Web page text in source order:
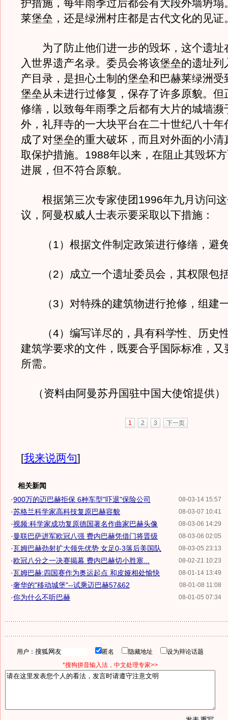
护措施，每年雨季过后都会有大段外墙坍塌
莱堡垒，还是绿洲村庄都是古代文化的见证
为了防止他们进一步的毁坏，这个遗址
入世界遗产名录。委员会将该堡垒的遗址列
产目录，是担心土制的堡垒和巴赫莱绿洲受
堡垒从未进行过修复，保存了许多原貌。但
修缮，以致每年雨季之后都有大片的城墙濒
外，礼拜寺的一大块平台在二十世纪八十年
成了对堡垒的重大破坏，而且对外面的小清
取保护措施。1988年以来，在阻止其毁坏
进展，但不符合原貌。
根据第三次专家使团1996年九月访问这
议，阿曼权威人士表示要采取以下措施：
（1）根据文件制定政策进行修缮，避
（2）成立一个遗址委员会，其权限包
（3）对特殊的建筑物进行抢修，组建
（4）编写详尽的，具有科学性、历史
建筑学要求的文件，既要合乎国际标准，又
所需。
（资料由阿曼苏丹国驻中国大使馆提供）
1 2 3 下一页
[我来说两句]
相关新闻
08-03-14 15:57
·900万的迈巴赫拒保 6种车型"吓退"保险公司
08-03-07 10:41
·苏格兰科学家高科技复原巴赫容貌
08-03-06 14:29
·视频:科学家成功复原德国著名作曲家巴赫头像
08-03-06 02:05
·曼联巴萨进军欧冠八强 费内巴赫凭借门将晋级
08-03-05 23:13
·瓦姆巴赫劲射扩大领先优势 女足0-3落后美国队
08-02-21 10:23
·欧冠八分之一决赛揭幕 费内巴赫切小胜塞...
08-01-14 13:49
·瓦姆巴赫:四国赛作为奥运起点 和皮娅相处愉快
08-01-08 11:08
·奢华的"移动城堡"--试乘迈巴赫57&62
08-01-05 07:34
·你为什么不听巴赫
用户： 匿名 隐藏地址
设为辩论话题
*搜狗拼音输入法，中文处理专家>>